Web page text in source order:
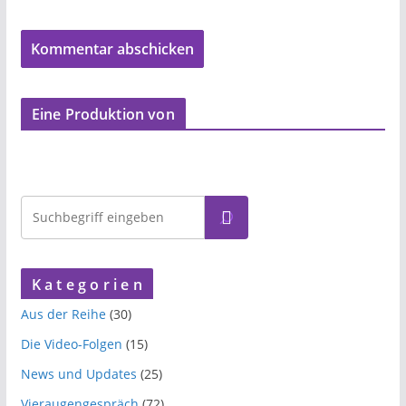
Eine Produktion von
K a t e g o r i e n
Aus der Reihe(30)
Die Video-Folgen (15)
News und Updates (25)